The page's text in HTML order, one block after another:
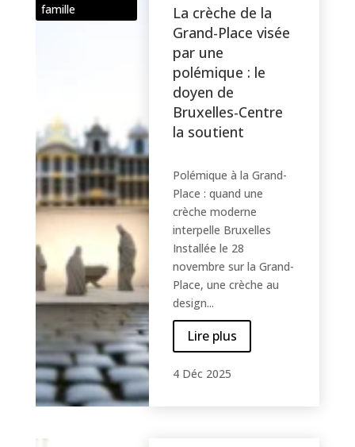
famille
La crèche de la
Grand-Place visée
par une
polémique : le
doyen de
Bruxelles-Centre
la soutient
Polémique à la Grand-
Place : quand une
crèche moderne
interpelle Bruxelles
Installée le 28
novembre sur la Grand-
Place, une crèche au
design...
Lire plus
4 Déc 2025